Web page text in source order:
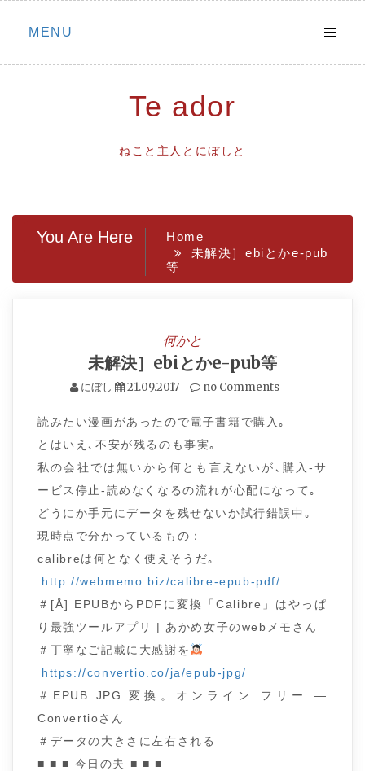
Skip
MENU
Te ador
ねこと主人とにぼしと
You Are Here
Home
未解決］ebiとかe-pub
等
何かと
未解決］ebiとかe-pub等
にぼし 21.09.2017 no Comments
読みたい漫画があったので電子書籍で購入｡
とはいえ､不安が残るのも事実｡
私の会社では無いから何とも言えないが､購入-サ
ービス停止-読めなくなるの流れが心配になって｡
どうにか手元にデータを残せないか試行錯誤中｡
現時点で分かっているもの：
calibreは何となく使えそうだ｡
http://webmemo.biz/calibre-epub-pdf/
＃[Å] EPUBからPDFに変換「Calibre」はやっぱ
り最強ツールアプリ | あかめ女子のwebメモさん
＃丁寧なご記載に大感謝を
https://convertio.co/ja/epub-jpg/
＃EPUB JPG 変換。オンライン フリー —
Convertioさん
＃データの大きさに左右される
■ ■ ■ 今日の夫 ■ ■ ■